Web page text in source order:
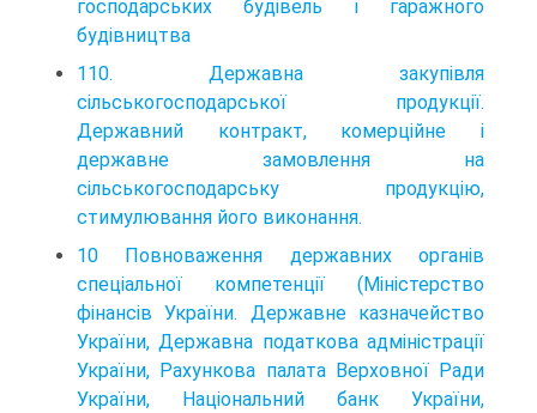
господарських будівель і гаражного
будівництва
110. Державна закупівля
сільськогосподарської продукції.
Державний контракт, комерційне і
державне замовлення на
сільськогосподарську продукцію,
стимулювання його виконання.
10 Повноваження державних органів
спеціальної компетенції (Міністерство
фінансів України. Державне казначейство
України, Державна податкова адміністрації
України, Рахункова палата Верховної Ради
України, Національний банк України,